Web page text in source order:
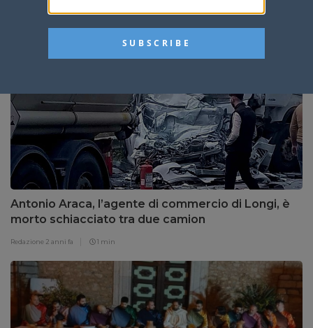
Cantieri di lavoro: finanziate 17 opere ad
Antonio Araca, l’agente di commercio di Longi, è
morto schiacciato tra due camion
Redazione 2 anni fa 1 min